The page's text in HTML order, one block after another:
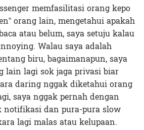
memfasilitasi orang kepo
orang lain, mengetahui apakah
atau belum, saya setuju kalau
Walau saya adalah
biru, bagaimanapun, saya
lain lagi sok jaga privasi biar
daring nggak diketahui orang
saya nggak pernah dengan
notifikasi dan pura-pura slow
lagi malas atau kelupaan.